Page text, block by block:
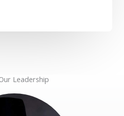
Leadership